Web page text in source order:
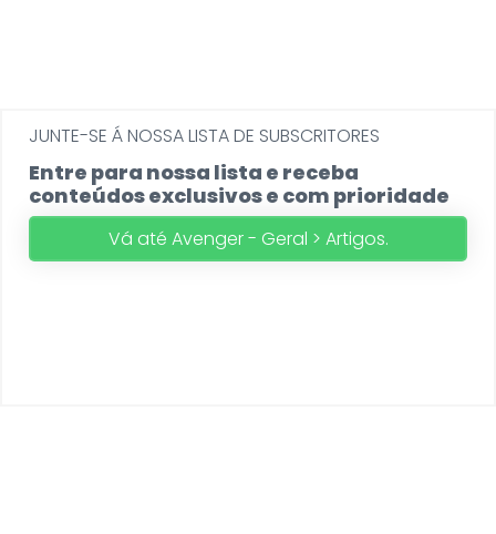
JUNTE-SE Á NOSSA LISTA DE SUBSCRITORES
Entre para nossa lista e receba
conteúdos exclusivos e com prioridade
Vá até Avenger - Geral > Artigos.